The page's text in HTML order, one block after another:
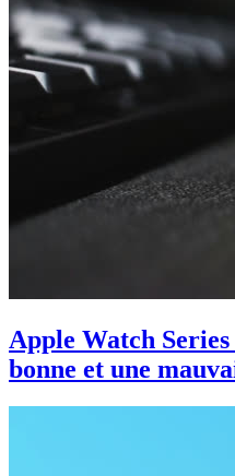
Apple Watch
bonne et une